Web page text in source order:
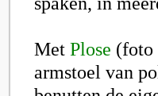
Met Plose (foto
armstoel van